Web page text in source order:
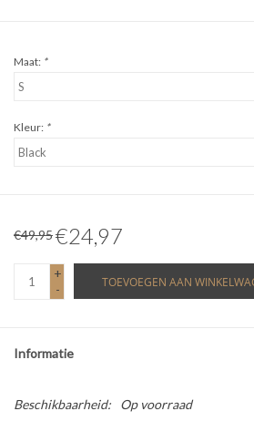
Maat: *
Kleur: *
€49,95€24,97
+
-
TOEVOEGEN AAN
Informatie
Beschikbaarheid: Op voorraad